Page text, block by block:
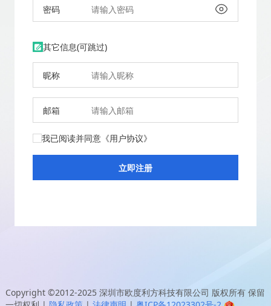
密码
其它信息(可跳过)
昵称
邮箱
我已阅读并同意 《用户协议》
Copyright ©2012-2025 深圳市欧度利方科技有限公司 版权所有 保留